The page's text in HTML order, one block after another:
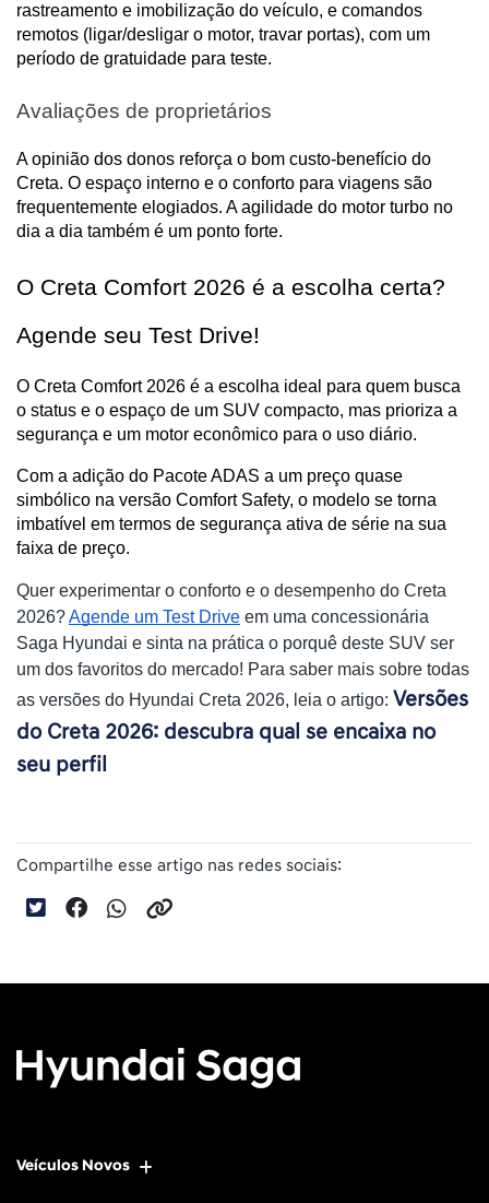
rastreamento e imobilização do veículo, e comandos
remotos (ligar/desligar o motor, travar portas), com um
período de gratuidade para teste.
Avaliações de proprietários
A opinião dos donos reforça o bom custo-benefício do
Creta. O espaço interno e o conforto para viagens são
frequentemente elogiados. A agilidade do motor turbo no
dia a dia também é um ponto forte.
O Creta Comfort 2026 é a escolha certa?
Agende seu Test Drive!
O Creta Comfort 2026 é a escolha ideal para quem busca
o status e o espaço de um SUV compacto, mas prioriza a
segurança e um motor econômico para o uso diário.
Com a adição do Pacote ADAS a um preço quase
simbólico na versão Comfort Safety, o modelo se torna
imbatível em termos de segurança ativa de série na sua
faixa de preço.
Quer experimentar o conforto e o desempenho do Creta
2026?Agende um Test Drive em uma concessionária
Saga Hyundai e sinta na prática o porquê deste SUV ser
um dos favoritos do mercado! Para saber mais sobre todas
as versões do Hyundai Creta 2026, leia o artigo: Versões
do Creta 2026: descubra qual se encaixa no
seu perfil
Compartilhe esse artigo nas redes sociais:
Veículos Novos